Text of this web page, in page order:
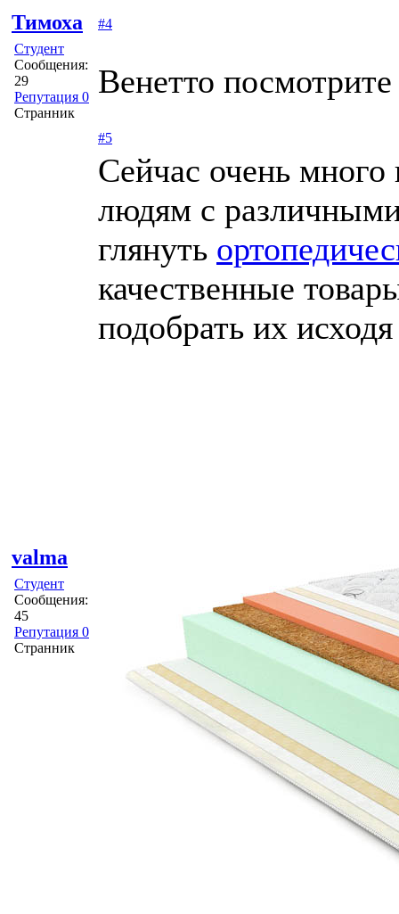
Тимоха
Студент
Сообщения:
29
Репутация 0
Странник
#4
Венетто посмотрите
valma
Студент
Сообщения:
45
Репутация 0
Странник
#5
Сейчас очень много
людям с
глянуть
качественные
подобрать их